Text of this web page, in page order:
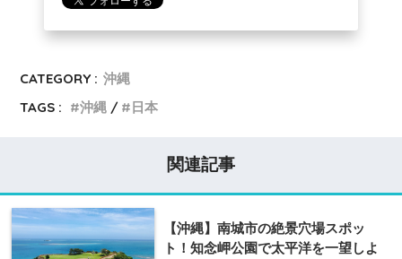
CATEGORY : 沖縄
TAGS :
沖縄 日本
関連記事
【沖縄】南城市の絶景穴場スポッ
ト！知念岬公園で太平洋を一望しよ